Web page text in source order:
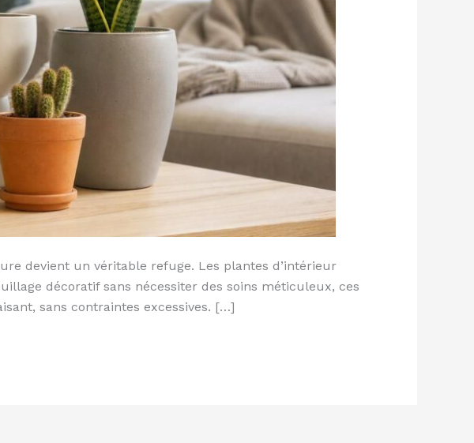
devient un véritable refuge. Les plantes d’intérieur
décoratif sans nécessiter des soins méticuleux, ces
sans contraintes excessives. […]